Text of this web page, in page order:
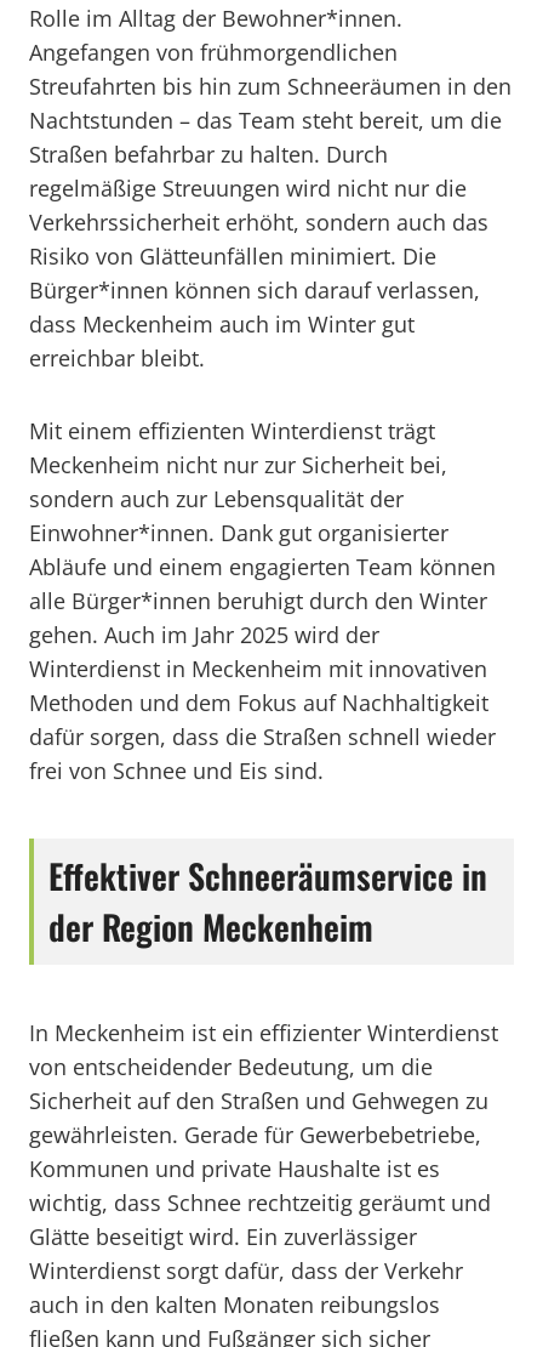
Rolle im Alltag der Bewohner*innen.
Angefangen von frühmorgendlichen
Streufahrten bis hin zum Schneeräumen in den
Nachtstunden – das Team steht bereit, um die
Straßen befahrbar zu halten. Durch
regelmäßige Streuungen wird nicht nur die
Verkehrssicherheit erhöht, sondern auch das
Risiko von Glätteunfällen minimiert. Die
Bürger*innen können sich darauf verlassen,
dass Meckenheim auch im Winter gut
erreichbar bleibt.
Mit einem effizienten Winterdienst trägt
Meckenheim nicht nur zur Sicherheit bei,
sondern auch zur Lebensqualität der
Einwohner*innen. Dank gut organisierter
Abläufe und einem engagierten Team können
alle Bürger*innen beruhigt durch den Winter
gehen. Auch im Jahr 2025 wird der
Winterdienst in Meckenheim mit innovativen
Methoden und dem Fokus auf Nachhaltigkeit
dafür sorgen, dass die Straßen schnell wieder
frei von Schnee und Eis sind.
Effektiver Schneeräumservice in
der Region Meckenheim
In Meckenheim ist ein effizienter Winterdienst
von entscheidender Bedeutung, um die
Sicherheit auf den Straßen und Gehwegen zu
gewährleisten. Gerade für Gewerbebetriebe,
Kommunen und private Haushalte ist es
wichtig, dass Schnee rechtzeitig geräumt und
Glätte beseitigt wird. Ein zuverlässiger
Winterdienst sorgt dafür, dass der Verkehr
auch in den kalten Monaten reibungslos
fließen kann und Fußgänger sich sicher